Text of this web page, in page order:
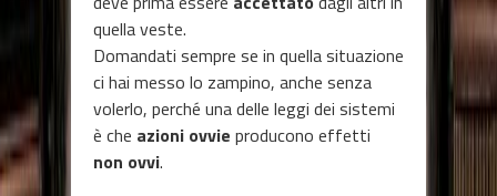
quella veste.
Domandati sempre se in quella situazione
ci hai messo lo zampino, anche senza
volerlo, perché una delle leggi dei sistemi
è che azioni ovvie producono effetti
non ovvi.